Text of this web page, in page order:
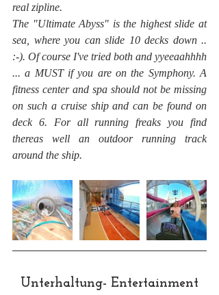
real zipline.
The "Ultimate Abyss" is the highest slide at
sea, where you can slide 10 decks down ..
:-). Of course I've tried both and yyeeaahhhh
... a MUST if you are on the Symphony. A
fitness center and spa should not be missing
on such a cruise ship and can be found on
deck 6. For all running freaks you find
thereas well an outdoor running track
around the ship.
Unterhaltung- Entertainment